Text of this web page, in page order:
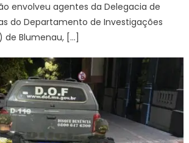
envolveu agentes da Delegacia de
do Departamento de Investigações
de Blumenau, […]